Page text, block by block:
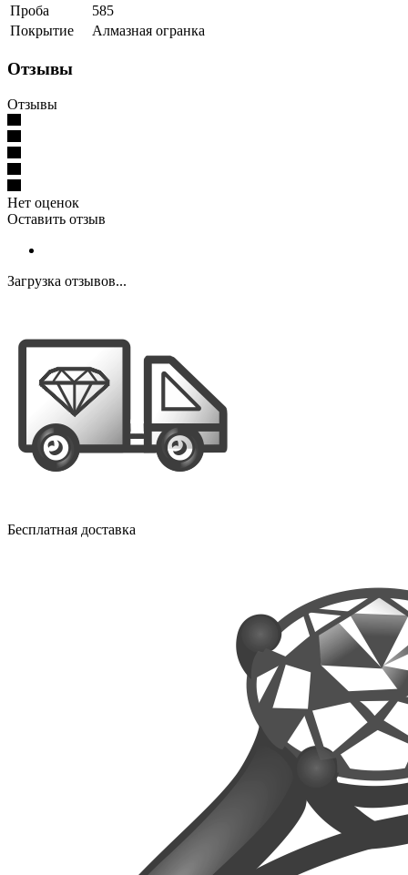
Проба
585
Покрытие
Алмазная огранка
Отзывы
Отзывы
Нет оценок
Оставить отзыв
Загрузка отзывов...
Бесплатная доставка